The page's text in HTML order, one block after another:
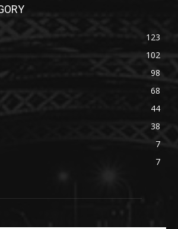
123
102
98
68
44
38
7
7